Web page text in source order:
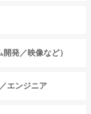
発／映像など）
エンジニア